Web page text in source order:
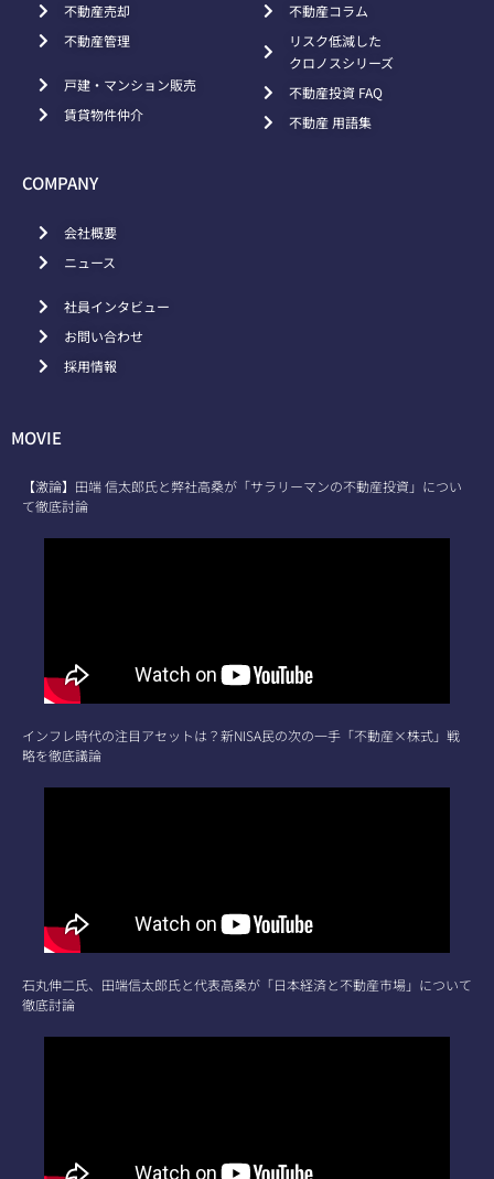
不動産売却
不動産管理
戸建・マンション販売
賃貸物件仲介
不動産コラム
リスク低減した
クロノスシリーズ
不動産投資 FAQ
不動産 用語集
COMPANY
会社概要
ニュース
社員インタビュー
お問い合わせ
採用情報
MOVIE
【激論】田端 信太郎氏と弊社高桑が「サラリーマンの不動産投資」につい
て徹底討論
インフレ時代の注目アセットは？新NISA民の次の一手「不動産×株式」戦
略を徹底議論
石丸伸二氏、田端信太郎氏と代表高桑が「日本経済と不動産市場」について
徹底討論